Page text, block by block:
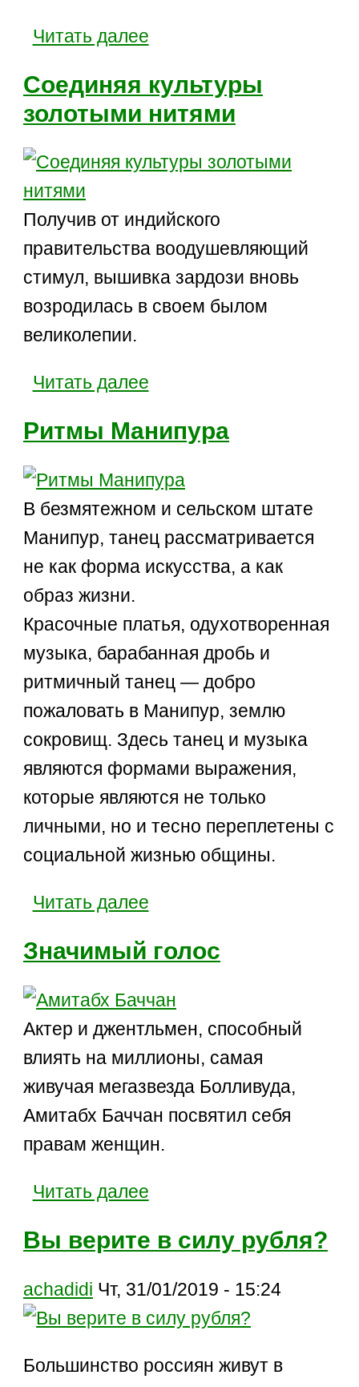
Читать далее
Соединяя культуры
золотыми нитями
Получив от индийского
правительства воодушевляющий
стимул, вышивка зардози вновь
возродилась в своем былом
великолепии.
Читать далее
Ритмы Манипура
В безмятежном и сельском штате
Манипур, танец рассматривается
не как форма искусства, а как
образ жизни.
Красочные платья, одухотворенная
музыка, барабанная дробь и
ритмичный танец — добро
пожаловать в Манипур, землю
сокровищ. Здесь танец и музыка
являются формами выражения,
которые являются не только
личными, но и тесно переплетены с
социальной жизнью общины.
Читать далее
Значимый голос
Актер и джентльмен, способный
влиять на миллионы, самая
живучая мегазвезда Болливуда,
Амитабх Баччан посвятил себя
правам женщин.
Читать далее
Вы верите в силу рубля?
achadidi Чт, 31/01/2019 - 15:24
Большинство россиян живут в